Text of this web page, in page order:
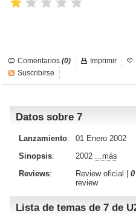
Videos
Noticias
Comentarios (0) Imprimir
Suscribirse
Datos sobre 7
Lanzamiento:
01 Enero 2002
Sinopsis: 2002 ...más
Reviews: Review oficial 0
review
Lista de temas de 7 de